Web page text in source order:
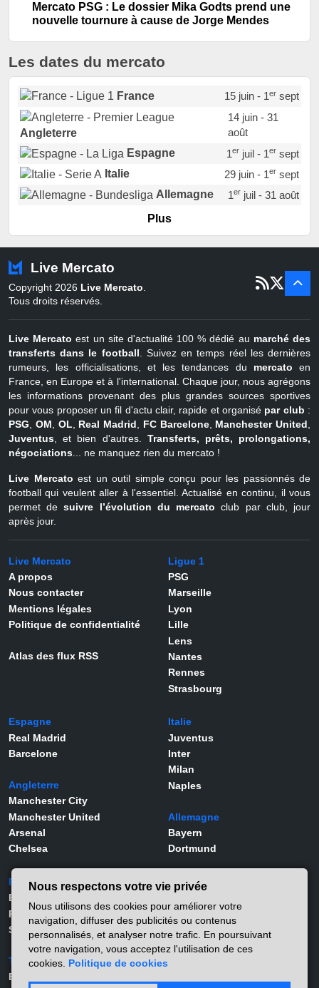
Mercato PSG : Le dossier Mika Godts prend une
nouvelle tournure à cause de Jorge Mendes
Les dates du mercato
France 15 juin - 1ersept
Angleterre
14 juin - 31
août
Espagne
1erjuil - 1ersept
Italie
29 juin - 1ersept
Allemagne
1erjuil - 31 août
Portugal
Pays-Bas
22 juin - 2 sept
Belgique
juil - 31
Plus
Live Mercato
Copyright 2026 Live Mercato.
Tous droits réservés.
Live Mercato est un site d'actualité 100 % dédié au marché des
transferts dans le football. Suivez en temps réel les dernières
rumeurs, les officialisations, et les tendances du mercato en
France, en Europe et à l'international. Chaque jour, nous agrégons
les informations provenant des plus grandes sources sportives
pour vous proposer un fil d'actu clair, rapide et organisé par club :
PSG, OM, OL, Real Madrid, FC Barcelone, Manchester United,
Juventus, et bien d'autres. Transferts, prêts, prolongations,
négociations... ne manquez rien du mercato !
Live Mercato est un outil simple conçu pour les passionnés de
football qui veulent aller à l'essentiel. Actualisé en continu, il vous
permet desuivre l’évolution du mercato club par club, jour
après jour.
Live Mercato
A propos
Nous contacter
Mentions légales
Politique de confidentialité
Atlas des flux RSS
Ligue 1
PSG
Marseille
Lyon
Lille
Lens
Nantes
Rennes
Strasbourg
Espagne
Real Madrid
Barcelone
Angleterre
Manchester City
Manchester United
Arsenal
Chelsea
Italie
Juventus
Inter
Milan
Naples
Allemagne
Bayern
Dortmund
Portugal
Benfica
Porto
Sporting
Turquie
Besiktas
Joueurs
Rodrygo
Vinicius Jr
Nous respectons votre vie privée
Nous utilisons des cookies pour améliorer votre
navigation, diffuser des publicités ou contenus
personnalisés, et analyser notre trafic. En poursuivant
votre navigation, vous acceptez l'utilisation de ces
cookies. Politique de cookies